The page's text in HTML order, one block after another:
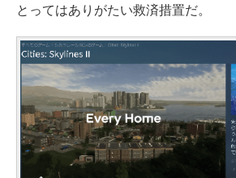
とってはありがたい救済措置だ。